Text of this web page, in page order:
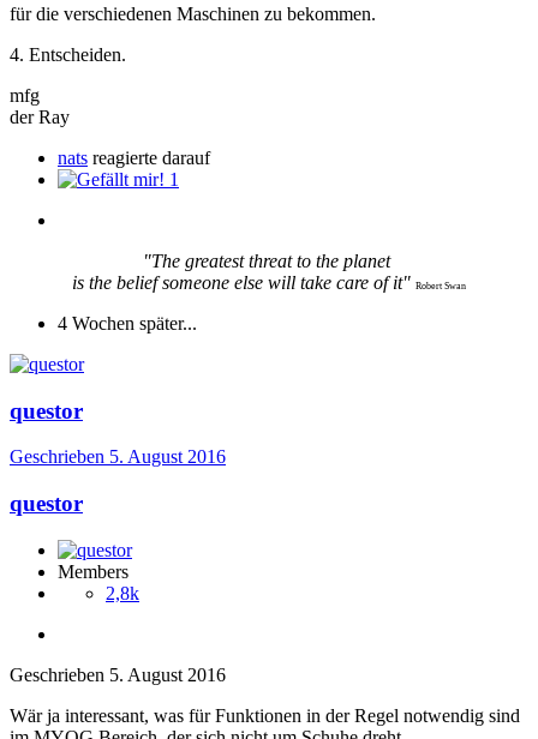
für die verschiedenen Maschinen zu bekommen.
4. Entscheiden.
mfg
der Ray
nats reagierte darauf
1
"The greatest threat to the planet
is the belief someone else will take care of it" Robert Swan
4 Wochen später...
questor
Geschrieben 5. August 2016
questor
Members
2,8k
Geschrieben 5. August 2016
Wär ja interessant, was für Funktionen in der Regel notwendig sind